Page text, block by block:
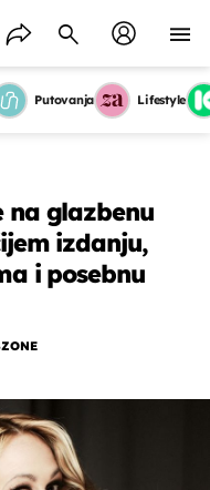
Putovanja Lifestyle
na glazbenu
izdanju,
i posebnu